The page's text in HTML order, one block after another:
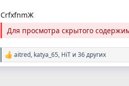
CrfxfnmЖ
Для просмотра скрытого
Р
е
aitred, katya_65, HiT и 36 других